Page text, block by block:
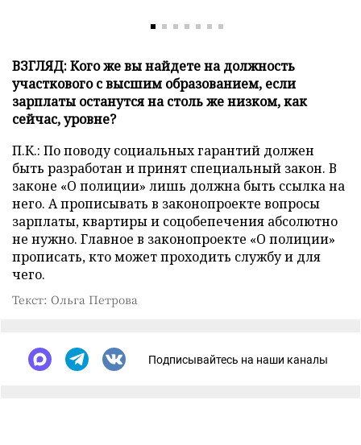
ВЗГЛЯД: Кого же вы найдете на должность
участкового с высшим образованием, если
зарплаты останутся на столь же низком, как
сейчас, уровне?
П.К.: По поводу социальных гарантий должен
быть разработан и принят специальный закон. В
законе «О полиции» лишь должна быть ссылка на
него. А прописывать в законопроекте вопросы
зарплаты, квартиры и соцобепечения абсолютно
не нужно. Главное в законопроекте «О полиции»
прописать, кто может проходить службу и для
чего.
Текст: Ольга Петрова
Подписывайтесь на наши каналы